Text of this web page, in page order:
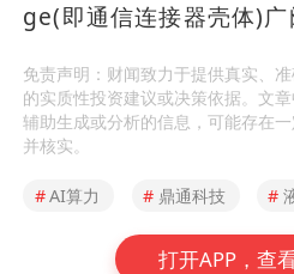
ge(即通信连接器壳体)广
免责声明：财闻致力于提供真实、
的实质性投资建议或决策依据。文
辅助生成或分析的信息，可能存在
并核实。
#AI算力 # 鼎通科技 #
打开APP，查